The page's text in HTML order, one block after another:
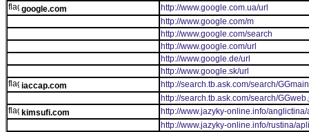
google.com
http://www.google.com.ua/url
http://www.google.com/m
http://www.google.com/search
http://www.google.com/url
http://www.google.de/url
http://www.google.sk/url
iaccap.com
http://search.tb.ask.com/search/
http://search.tb.ask.com/search/
kimsufi.com
http://www.jazyky-online.info/
http://www.jazyky-online.info/rustina/